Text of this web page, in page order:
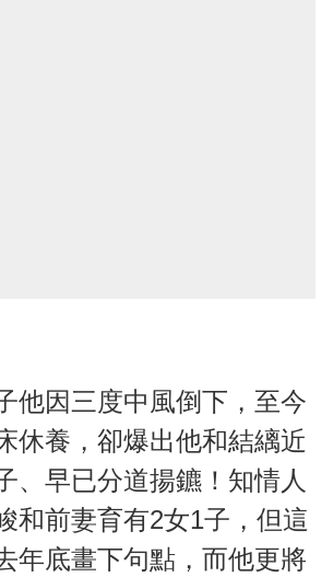
他因三度中風倒下，至今
休養，卻爆出他和結縭近
、早已分道揚鑣！知情人
和前妻育有2女1子，但這
年底畫下句點，而他更將